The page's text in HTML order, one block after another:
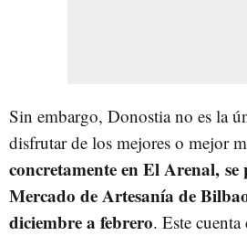
Sin embargo, Donostia no es la
disfrutar de los mejores o mejor
concretamente en El Arenal, se
Mercado de Artesanía de
diciembre a febrero. Este